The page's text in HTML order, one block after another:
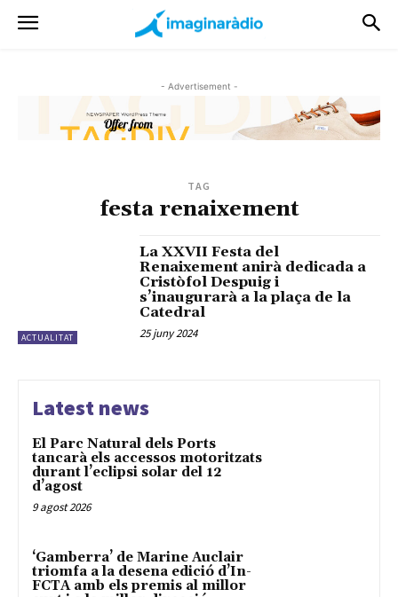
- Advertisement -
TAG
festa renaixement
ACTUALITAT
La XXVII Festa del
Renaixement anirà dedicada a
Cristòfol Despuig i
s’inaugurarà a la plaça de la
Catedral
25 juny 2024
Latest news
El Parc Natural dels Ports
tancarà els accessos motoritzats
durant l’eclipsi solar del 12
d’agost
9 agost 2026
‘Gamberra’ de Marine Auclair
triomfa a la desena edició d’In-
FCTA amb els premis al millor